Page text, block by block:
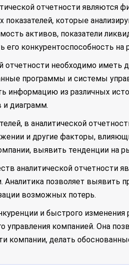
отчетности являются
которые
активов, показатели
его конкурентоспособность на
отчетности необходимо
программы и системы
информацию из различных
и диаграмм.
в аналитической
и другие факторы,
выявить тенденции на
аналитической отчетности
позволяет выявить
возможных потерь.
и быстрого
управления компанией. Она
компании, делать